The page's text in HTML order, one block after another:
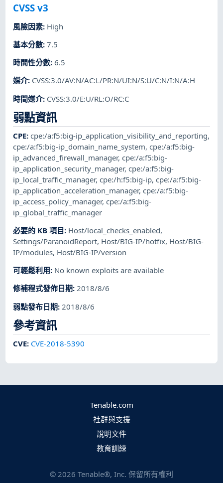
CVSS v3
風險因素: High
基本分數:7.5
時間性分數:6.5
媒介: CVSS:3.0/AV:N/AC:L/PR:N/UI:N/S:U/C:N/I:N/A:H
時間媒介: CVSS:3.0/E:U/RL:O/RC:C
弱點資訊
CPE:cpe:/a:f5:big-ip_application_visibility_and_reporting,
cpe:/a:f5:big-ip_domain_name_system,cpe:/a:f5:big-
ip_advanced_firewall_manager,cpe:/a:f5:big-
ip_application_security_manager,cpe:/a:f5:big-
ip_local_traffic_manager,cpe:/h:f5:big-ip,cpe:/a:f5:big-
ip_application_acceleration_manager,cpe:/a:f5:big-
ip_access_policy_manager,cpe:/a:f5:big-
ip_global_traffic_manager
必要的 KB 項目: Host/local_checks_enabled,
Settings/ParanoidReport, Host/BIG-IP/hotfix, Host/BIG-
IP/modules, Host/BIG-IP/version
可輕鬆利用: No known exploits are available
修補程式發佈日期:2018/8/6
弱點發布日期: 2018/8/6
參考資訊
CVE: CVE-2018-5390
Tenable.com
社群與支援
說明文件
教育訓練
© 2026 Tenable®, Inc. 保留所有權利